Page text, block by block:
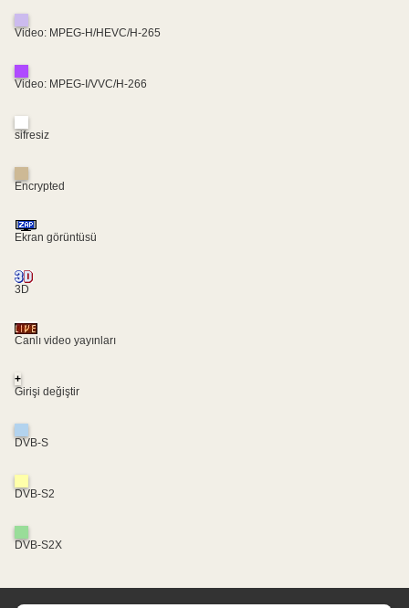
Video: MPEG-H/HEVC/H-265
Video: MPEG-I/VVC/H-266
sifresiz
Encrypted
Ekran görüntüsü
3D
Canlı video yayınları
+
Girişi değiştir
DVB-S
DVB-S2
DVB-S2X